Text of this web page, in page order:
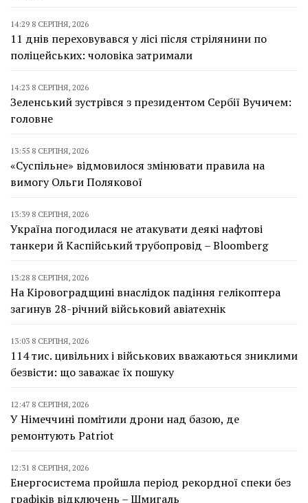
14:29 8 СЕРПНЯ, 2026
11 днів переховувався у лісі після стрілянини по
поліцейських: чоловіка затримали
14:23 8 СЕРПНЯ, 2026
Зеленський зустрівся з президентом Сербії Вучичем:
головне
13:55 8 СЕРПНЯ, 2026
«Суспільне» відмовилося змінювати правила на
вимогу Ольги Полякової
13:39 8 СЕРПНЯ, 2026
Україна погодилася не атакувати деякі нафтові
танкери й Каспійський трубопровід – Bloomberg
13:28 8 СЕРПНЯ, 2026
На Кіровоградщині внаслідок падіння гелікоптера
загинув 28-річний військовий авіатехнік
13:03 8 СЕРПНЯ, 2026
114 тис. цивільних і військових вважаються зниклими
безвісти: що заважає їх пошуку
12:47 8 СЕРПНЯ, 2026
У Німеччині помітили дрони над базою, де
ремонтують Patriot
12:31 8 СЕРПНЯ, 2026
Енергосистема пройшла період рекордної спеки без
графіків відключень – Шмигаль